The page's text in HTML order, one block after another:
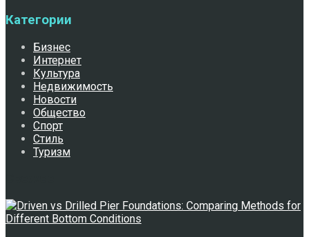
Категории
Бизнес
Интернет
Культура
Недвижимость
Новости
Общество
Спорт
Стиль
Туризм